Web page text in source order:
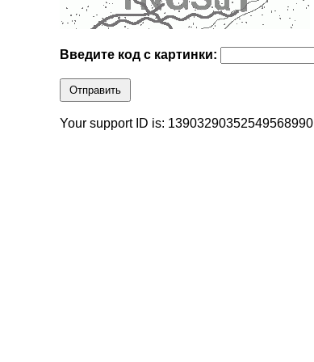
Введите код с картинки:
Отправить
Your support ID is: 13903290352549568990